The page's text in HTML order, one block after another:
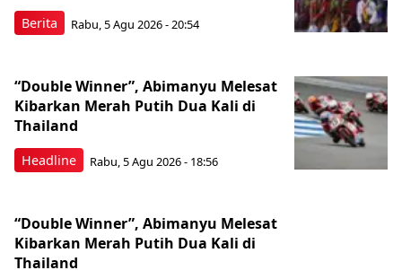
Berita Rabu, 5 Agu 2026 - 20:54
Headline
“Double Winner”, Abimanyu Melesat
Kibarkan Merah Putih Dua Kali di
Thailand
Rabu, 5 Agu 2026 - 18:56
“Double Winner”, Abimanyu Melesat
Kibarkan Merah Putih Dua Kali di
Thailand